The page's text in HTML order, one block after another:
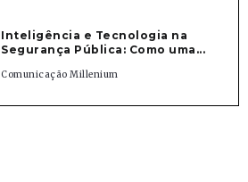
Inteligência e Tecnologia na
Segurança Pública: Como uma...
Comunicação Millenium